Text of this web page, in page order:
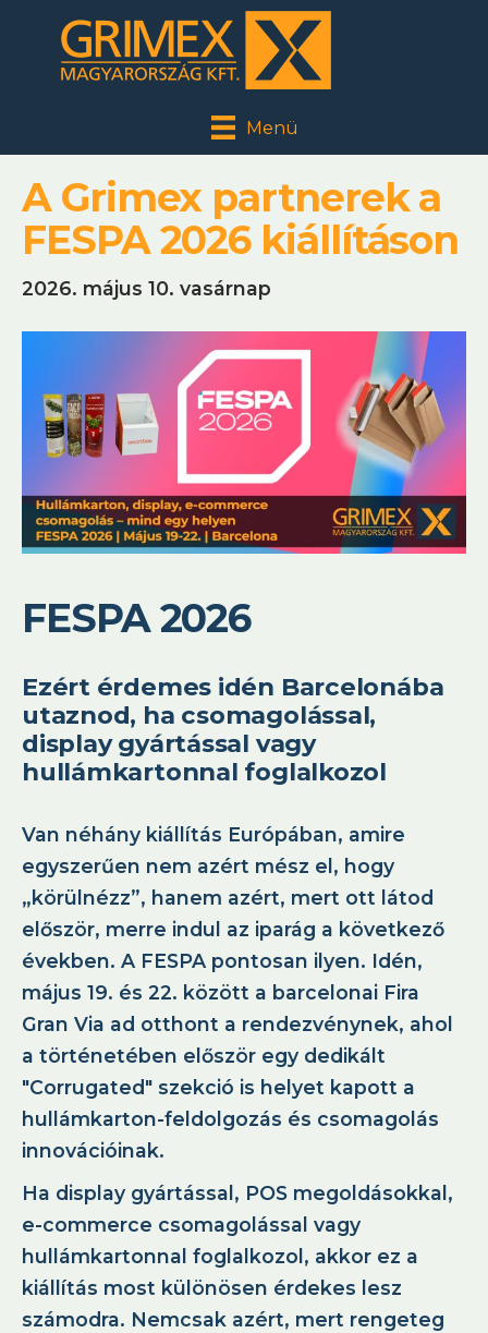
Menü
A Grimex partnerek a
FESPA 2026 kiállításon
2026. május 10. vasárnap
FESPA 2026
Ezért érdemes idén Barcelonába
utaznod, ha csomagolással,
display gyártással vagy
hullámkartonnal foglalkozol
Van néhány kiállítás Európában, amire
egyszerűen nem azért mész el, hogy
„körülnézz”, hanem azért, mert ott látod
először, merre indul az iparág a következő
években. A FESPA pontosan ilyen. Idén,
május 19. és 22. között a barcelonai Fira
Gran Via ad otthont a rendezvénynek, ahol
a történetében először egy dedikált
"Corrugated" szekció is helyet kapott a
hullámkarton-feldolgozás és csomagolás
innovációinak.
Ha display gyártással, POS megoldásokkal,
e-commerce csomagolással vagy
hullámkartonnal foglalkozol, akkor ez a
kiállítás most különösen érdekes lesz
számodra. Nemcsak azért, mert rengeteg